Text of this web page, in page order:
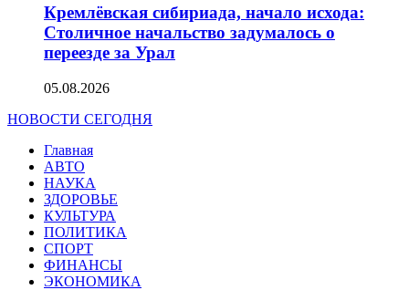
Кремлёвская сибириада, начало исхода:
Столичное начальство задумалось о
переезде за Урал
05.08.2026
НОВОСТИ СЕГОДНЯ
Главная
АВТО
НАУКА
ЗДОРОВЬЕ
КУЛЬТУРА
ПОЛИТИКА
СПОРТ
ФИНАНСЫ
ЭКОНОМИКА